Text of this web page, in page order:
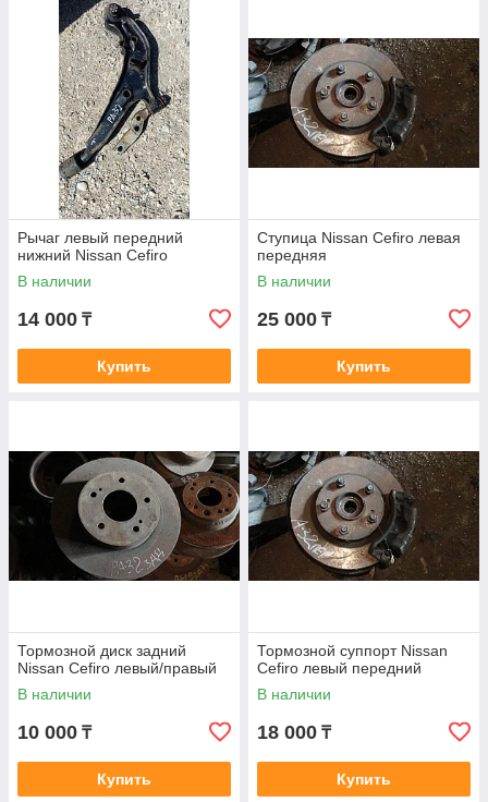
Рычаг левый передний
нижний Nissan Cefiro
В наличии
14 000 ₸
Купить
Ступица Nissan Cefiro левая
передняя
В наличии
25 000 ₸
Купить
Тормозной диск задний
Nissan Cefiro левый/правый
В наличии
10 000 ₸
Купить
Тормозной суппорт Nissan
Cefiro левый передний
В наличии
18 000 ₸
Купить